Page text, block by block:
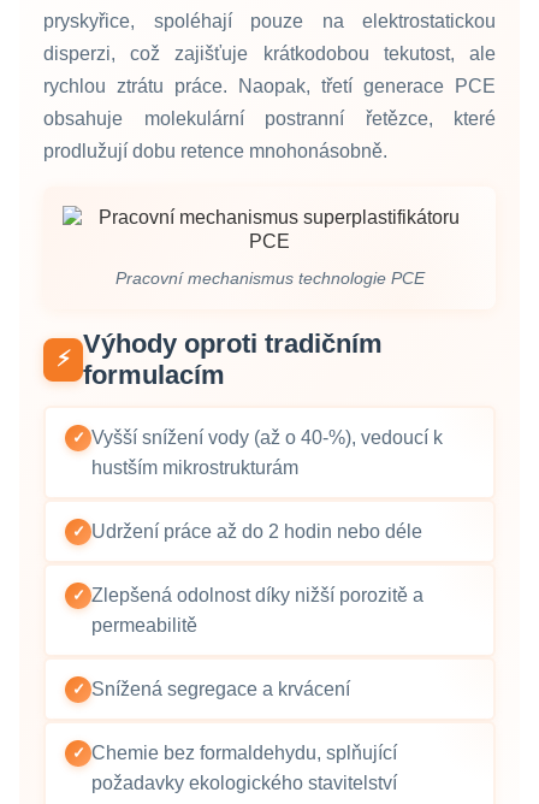
pryskyřice, spoléhají pouze na elektrostatickou
disperzi, což zajišťuje krátkodobou tekutost, ale
rychlou ztrátu práce. Naopak, třetí generace PCE
obsahuje molekulární postranní řetězce, které
prodlužují dobu retence mnohonásobně.
Pracovní mechanismus technologie PCE
⚡
Výhody oproti tradičním
formulacím
✓ Vyšší snížení vody (až o 40-%), vedoucí k
hustším mikrostrukturám
✓ Udržení práce až do 2 hodin nebo déle
✓ Zlepšená odolnost díky nižší porozitě a
permeabilitě
✓ Snížená segregace a krvácení
✓ Chemie bez formaldehydu, splňující
požadavky ekologického stavitelství